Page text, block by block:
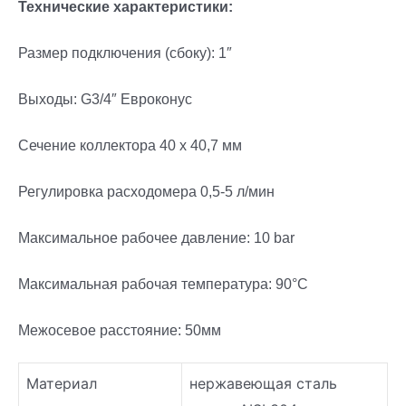
Технические характеристики:
Размер подключения (сбоку): 1″
Выходы: G3/4″ Евроконус
Сечение коллектора 40 х 40,7 мм
Регулировка расходомера 0,5-5 л/мин
Максимальное рабочее давление: 10 bar
Максимальная рабочая температура: 90°С
Межосевое расстояние: 50мм
Материал
нержавеющая сталь